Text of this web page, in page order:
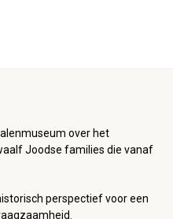
over het
Joodse families die vanaf
perspectief voor een